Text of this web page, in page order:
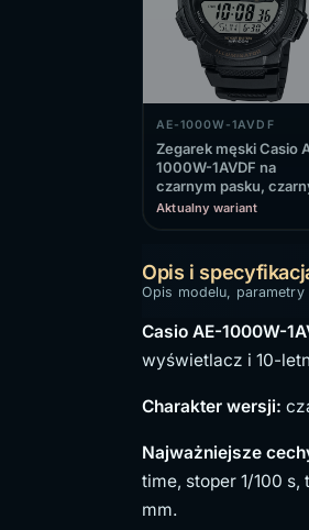
AE-1000W-1AVDF
Zegarek męski Casio
1000W-1AVDF na
czarnym pasku,
wyświetlacz
Aktualny wariant
Opis i
Opis modelu, parametry
Casio AE-1000W-
wyświetlacz i 10-
Charakter wersji:
Najważniejsze
time, stoper 1/100 s,
mm.